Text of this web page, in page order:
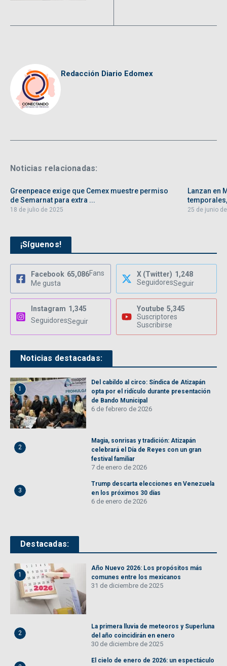
Redacción Diario Edomex
Noticias relacionadas:
Greenpeace exige que Cemex muestre permiso
de Semarnat para extra ...
18 de julio de 2025
Lanzan en
25 de junio
¡Síguenos!
Facebook 65,086Fans
Me gusta
X (Twitter) 1,248
SeguidoresSeguir
Instagram 1,345
SeguidoresSeguir
Youtube 5,345
Suscriptores
Suscribirse
Noticias destacadas:
1
Del cabildo al circo: Síndica de Atizapán
opta por el ridículo durante presentación
de Bando Municipal
6 de febrero de 2026
2
Magia, sonrisas y tradición: Atizapán
celebrará el Día de Reyes con un gran
festival familiar
7 de enero de 2026
3
Trump descarta elecciones en Venezuela
en los próximos 30 días
6 de enero de 2026
Destacadas:
1
Año Nuevo 2026: Los propósitos más
comunes entre los mexicanos
31 de diciembre de 2025
2
La primera lluvia de meteoros y Superluna
del año coincidirán en enero
30 de diciembre de 2025
El cielo de enero de 2026: un espectáculo